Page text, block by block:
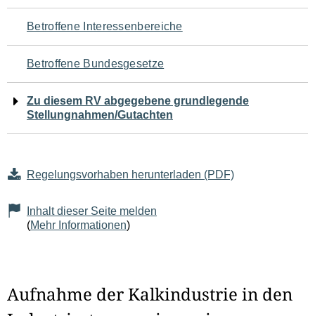
den
Seiteninhalt
Betroffene Interessenbereiche
Betroffene Bundesgesetze
Zu diesem RV abgegebene grundlegende
Stellungnahmen/Gutachten
Regelungsvorhaben herunterladen (PDF)
Inhalt dieser Seite melden
(Mehr Informationen)
Aufnahme der Kalkindustrie in den